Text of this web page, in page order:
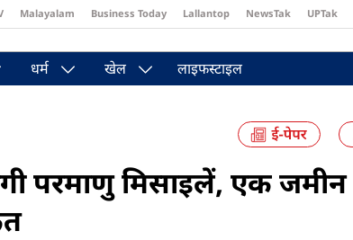
Malayalam Business Today Lallantop NewsTak UPTak
धर्म खेल लाइफस्टाइल
परमाणु मिसाइलें, एक